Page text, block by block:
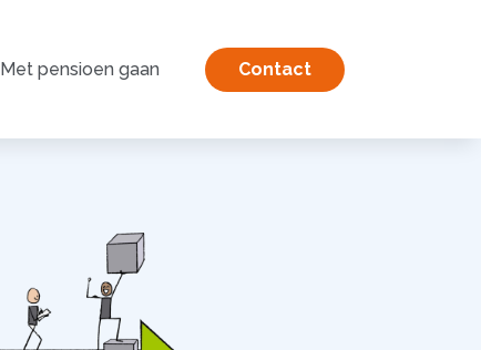
Met pensioen gaan Contact